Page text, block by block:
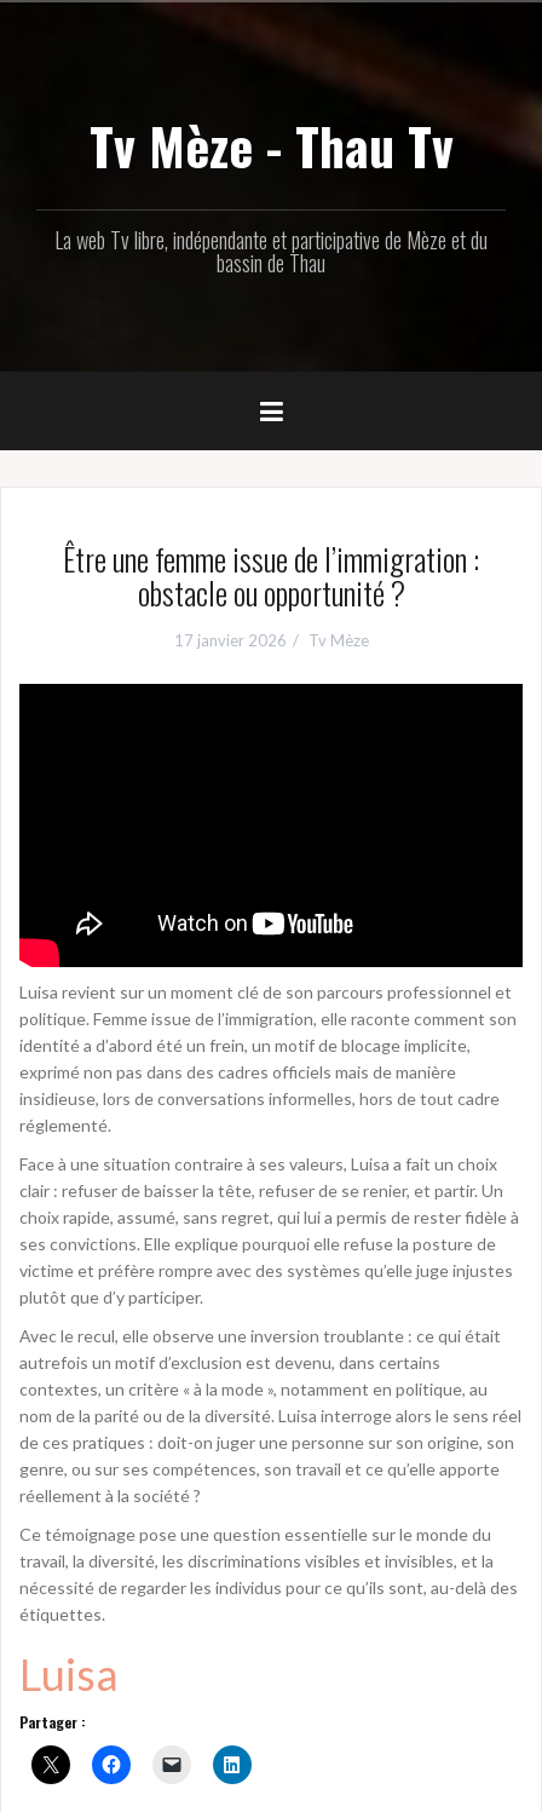
Tv Mèze - Thau Tv
La web Tv libre, indépendante et participative de Mèze et du
bassin de Thau
Être une femme issue de l’immigration :
obstacle ou opportunité ?
17 janvier 2026 Tv Mèze
Luisa revient sur un moment clé de son parcours professionnel et
politique. Femme issue de l’immigration, elle raconte comment son
identité a d’abord été un frein, un motif de blocage implicite,
exprimé non pas dans des cadres officiels mais de manière
insidieuse, lors de conversations informelles, hors de tout cadre
réglementé.
Face à une situation contraire à ses valeurs, Luisa a fait un choix
clair : refuser de baisser la tête, refuser de se renier, et partir. Un
choix rapide, assumé, sans regret, qui lui a permis de rester fidèle à
ses convictions. Elle explique pourquoi elle refuse la posture de
victime et préfère rompre avec des systèmes qu’elle juge injustes
plutôt que d’y participer.
Avec le recul, elle observe une inversion troublante : ce qui était
autrefois un motif d’exclusion est devenu, dans certains
contextes, un critère « à la mode », notamment en politique, au
nom de la parité ou de la diversité. Luisa interroge alors le sens réel
de ces pratiques : doit-on juger une personne sur son origine, son
genre, ou sur ses compétences, son travail et ce qu’elle apporte
réellement à la société ?
Ce témoignage pose une question essentielle sur le monde du
travail, la diversité, les discriminations visibles et invisibles, et la
nécessité de regarder les individus pour ce qu’ils sont, au-delà des
étiquettes.
Luisa
Partager :